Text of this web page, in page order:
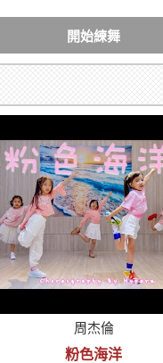
開始練舞
周杰倫
粉色海洋